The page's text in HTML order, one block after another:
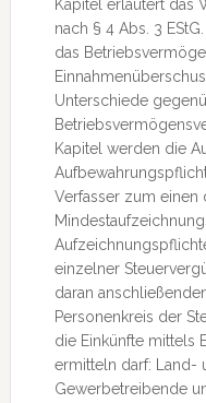
Kapitel erläutert das
nach § 4 Abs. 3
das
Unterschiede
Kapitel werden die
Verfasser zum einen
einzelner
daran
Personenkreis der
die Einkünfte mittels
ermitteln darf: Land-
Gewerbetreibende